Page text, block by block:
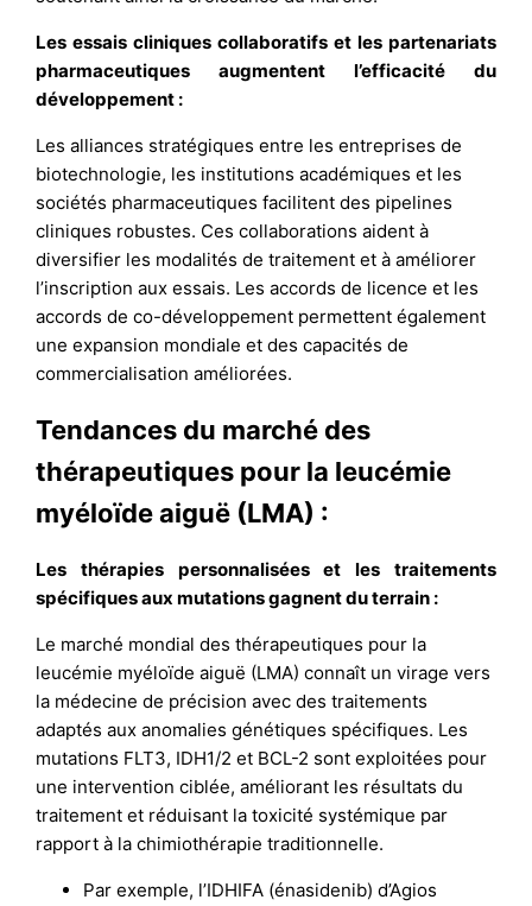
Les essais cliniques collaboratifs et les partenariats
pharmaceutiques augmentent l’efficacité du
développement :
Les alliances stratégiques entre les entreprises de
biotechnologie, les institutions académiques et les
sociétés pharmaceutiques facilitent des pipelines
cliniques robustes. Ces collaborations aident à
diversifier les modalités de traitement et à améliorer
l’inscription aux essais. Les accords de licence et les
accords de co-développement permettent également
une expansion mondiale et des capacités de
commercialisation améliorées.
Tendances du marché des
thérapeutiques pour la leucémie
myéloïde aiguë (LMA) :
Les thérapies personnalisées et les traitements
spécifiques aux mutations gagnent du terrain :
Le marché mondial des thérapeutiques pour la
leucémie myéloïde aiguë (LMA) connaît un virage vers
la médecine de précision avec des traitements
adaptés aux anomalies génétiques spécifiques. Les
mutations FLT3, IDH1/2 et BCL-2 sont exploitées pour
une intervention ciblée, améliorant les résultats du
traitement et réduisant la toxicité systémique par
rapport à la chimiothérapie traditionnelle.
Par exemple, l’IDHIFA (énasidenib) d’Agios